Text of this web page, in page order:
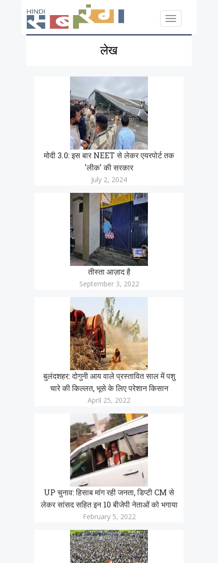
Toggle
navigation
लेख
मोदी 3.0: इस बार NEET से लेकर एयरपोर्ट तक
'लीक' की सरकार
July 2, 2024
तीस्ता आज़ाद है
September 3, 2022
बुलंदशहर: दोगुनी आय वाले प्रस्तावित साल में पशु
चारे की किल्लत, भूसे के लिए परेशान किसान
April 25, 2022
UP चुनाव: हिसाब मांग रही जनता, डिप्टी CM से
लेकर सांसद सहित इन 10 बीजेपी नेताओं को भगाया
February 5, 2022